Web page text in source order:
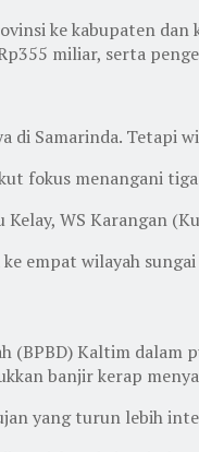
ke kabupaten dan
miliar, serta
di Samarinda. Tetapi
fokus menangani
WS Karangan
empat wilayah
(BPBD) Kaltim dalam
banjir kerap
yang turun lebih